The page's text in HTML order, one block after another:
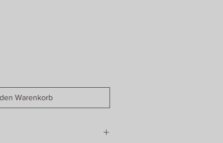
Warenkorb